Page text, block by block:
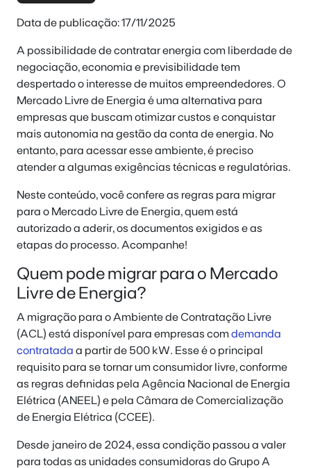
Data de publicação: 17/11/2025
A possibilidade de contratar energia com liberdade de
negociação, economia e previsibilidade tem
despertado o interesse de muitos empreendedores. O
Mercado Livre de Energia é uma alternativa para
empresas que buscam otimizar custos e conquistar
mais autonomia na gestão da conta de energia. No
entanto, para acessar esse ambiente, é preciso
atender a algumas exigências técnicas e regulatórias.
Neste conteúdo, você confere as regras para migrar
para o Mercado Livre de Energia, quem está
autorizado a aderir, os documentos exigidos e as
etapas do processo. Acompanhe!
Quem pode migrar para o Mercado
Livre de Energia?
A migração para o Ambiente de Contratação Livre
(ACL) está disponível para empresas com demanda
contratada a partir de 500 kW. Esse é o principal
requisito para se tornar um consumidor livre, conforme
as regras definidas pela Agência Nacional de Energia
Elétrica (ANEEL) e pela Câmara de Comercialização
de Energia Elétrica (CCEE).
Desde janeiro de 2024, essa condição passou a valer
para todas as unidades consumidoras do Grupo A